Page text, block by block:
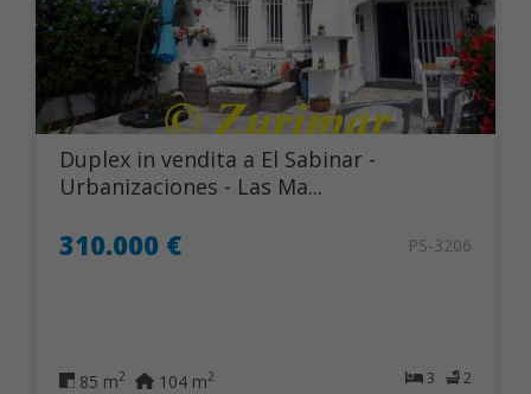
Duplex in vendita a El Sabinar -
Urbanizaciones - Las Ma...
310.000 € PS-3206
3 2
85 m2 104 m2